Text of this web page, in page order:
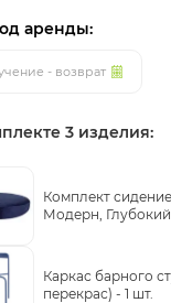
аренды:
- возврат
3 изделия:
Комплект
Модерн,
Каркас барного
перекрас) - 1 шт.